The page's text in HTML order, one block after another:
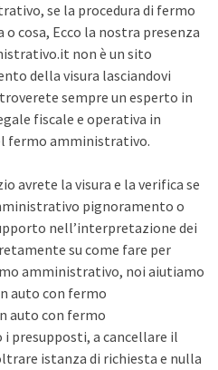
se la procedura di fermo
cosa, Ecco la nostra presenza
non è un sito
della visura lasciandovi
sempre un esperto in
fiscale e operativa in
fermo amministrativo.
avrete la visura e la verifica se
pignoramento o
nell’interpretazione dei
su come fare per
amministrativo, noi aiutiamo
auto con fermo
auto con fermo
presupposti, a cancellare il
istanza di richiesta e nulla